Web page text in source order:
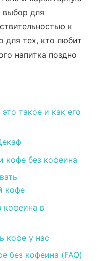
выбор для
к
для тех, кто любит
напитка поздно
такое и как его
кофе без кофеина
кофе
кофеина в
кофе у нас
без кофеина (FAQ)